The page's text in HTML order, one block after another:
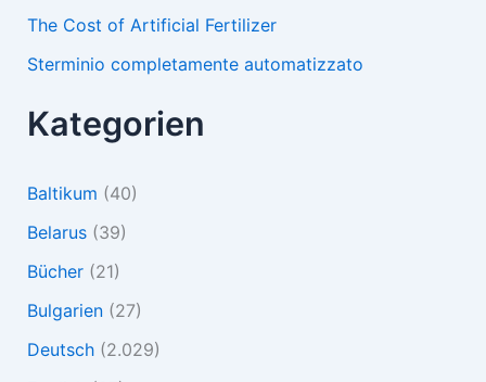
The Cost of Artificial Fertilizer
Sterminio completamente automatizzato
Kategorien
Baltikum (40)
Belarus(39)
Bücher(21)
Bulgarien(27)
Deutsch(2.029)